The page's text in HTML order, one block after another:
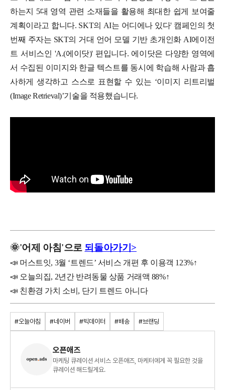
하는지 5대 영역 관련 소재들을 활용해 최대한 쉽게 보여줄
계획이라고 합니다. SKT의 AI는 어디에나 있다' 캠페인의 첫
번째 주자는 SKT의 거대 언어 모델 기반 초개인화 AI에이전
트 서비스인 'A.(에이닷)' 편입니다. 에이닷은 다양한 영역에
서 수집된 이미지와 한글 텍스트를 동시에 학습해 사람과 흡
사하게 생각하고 스스로 표현할 수 있는 ‘이미지 리트리벌
(Image Retrieval)’기술을 적용했습니다.
🌞'어제 아침'으로 되돌아가기>
📣 머스트잇, 3월 ‘트렌드’ 서비스 개편 후 이용객 123%↑
📣 오늘의집, 2년간 반려동물 상품 거래액 88%↑
📣 친환경 가치 소비, 단기 트렌드 아니다
#오늘아침 #네이버 #빅데이터 #배송 #브랜딩
오픈애즈
마케팅 큐레이션 서비스 오픈애즈, 마케터에게 꼭 필요한 것을
큐레이션 해드릴게요.